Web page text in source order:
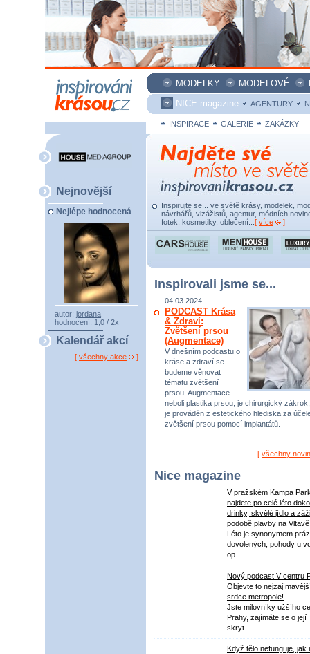
MODELKY MODELOVÉ
NICE magazine
AGENTURY
INSPIRACE GALERIE ZAKÁZKY
Nejnovější
Nejlépe hodnocená
autor: jordana
hodnocení: 1,0 / 2x
Kalendář akcí
[ všechny akce ]
Inspirujte se... ve světě krásy, modelek,
návrhářů, vizážistů, agentur, módních
fotek, kosmetiky, oblečení... [ více ]
Inspirovali jsme se...
04.03.2024
PODCAST Krása
& Zdraví:
Zvětšení prsou
(Augmentace)
V dnešním podcastu o
kráse a zdraví se
budeme věnovat
tématu zvětšení
prsou. Augmentace
neboli plastika prsou, je chirurgický
je prováděn z estetického hlediska za
zvětšení prsou pomocí implantátů.
[ všechny
Nice magazine
V pražském Kampa
najdete po celé léto
drinky, skvělé jídlo a
podobě plavby na Vltavě
Léto je synonymem
dovolených, pohody u
op…
Nový podcast V centru
Objevte to
srdce metropole!
Jste milovníky užšího
Prahy, zajímáte se o její
skryt…
Když tělo nefunguje, jak